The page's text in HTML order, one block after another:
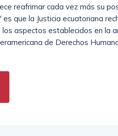
reafrimar cada vez más su
es que la Justicia ecuatoriana
los aspectos establecidos en la
de Derechos